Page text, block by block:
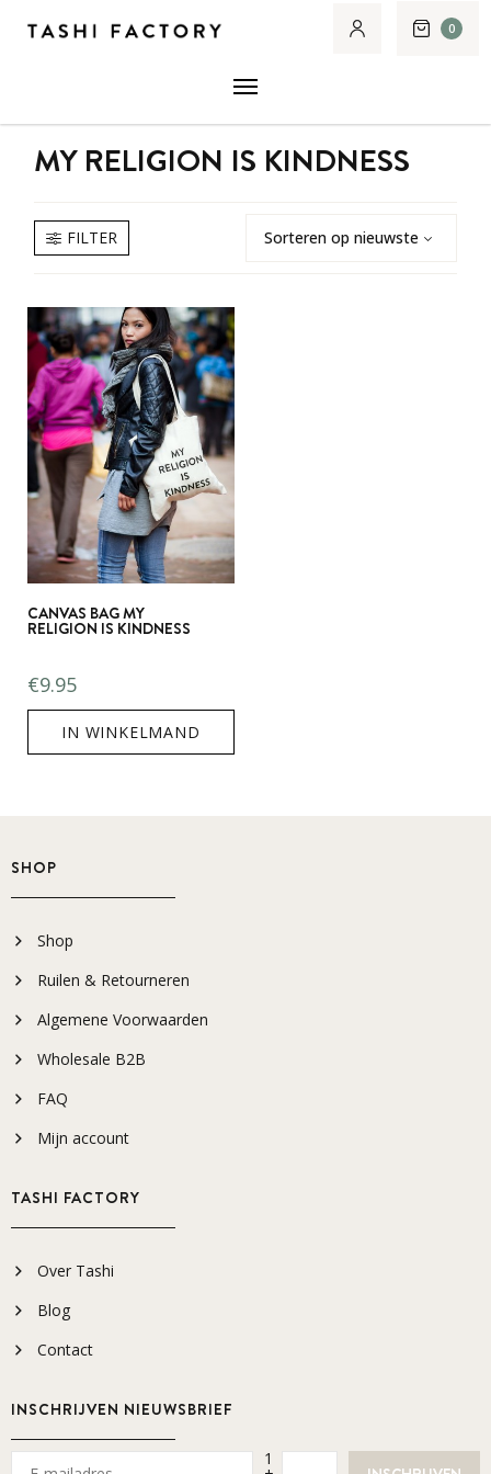
0
MY RELIGION IS KINDNESS
FILTER
CANVAS BAG MY
RELIGION IS KINDNESS
€9.95
IN WINKELMAND
SHOP
Shop
Ruilen & Retourneren
Algemene Voorwaarden
Wholesale B2B
FAQ
Mijn account
TASHI FACTORY
Over Tashi
Blog
Contact
INSCHRIJVEN NIEUWSBRIEF
1